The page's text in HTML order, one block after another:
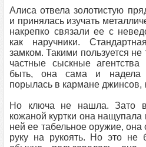
Алиса отвела золотистую
и принялась изучать
накрепко связали ее с
как наручники.
замком. Такими пользуется
частные сыскные
быть, она сама и надела
порылась в кармане джинсов,
Но ключа не нашла. Зато
кожаной куртки она нащупала
ней ее табельное оружие,
руку на рукоять. Но это не